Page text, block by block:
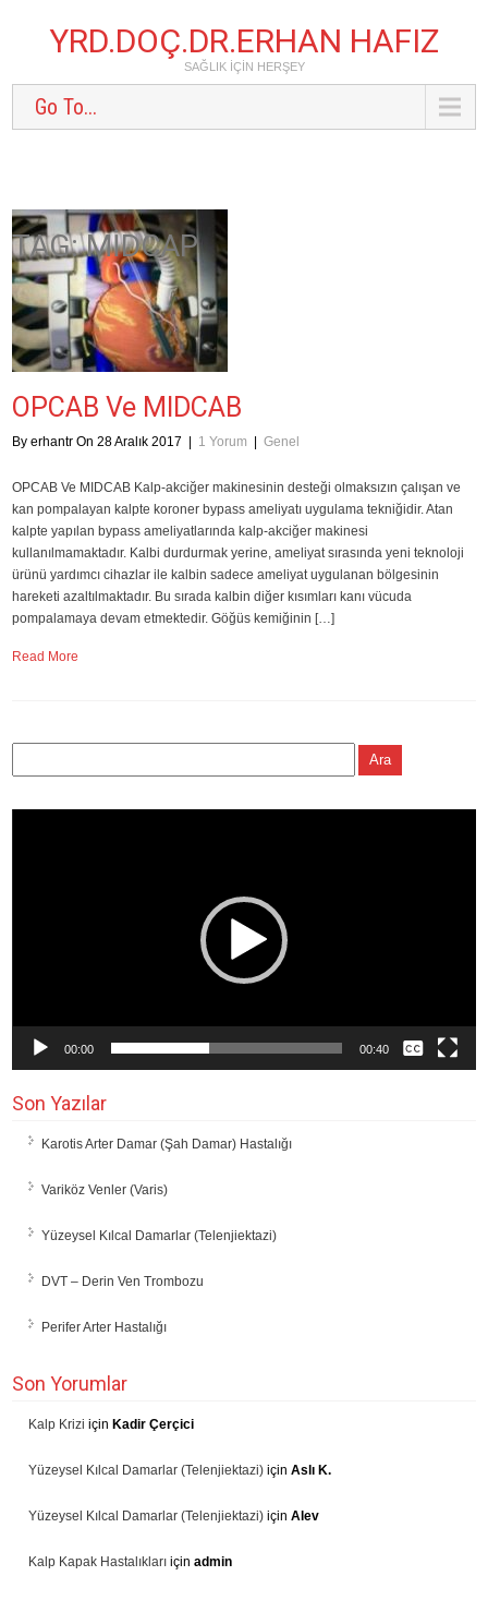
YRD.DOÇ.DR.ERHAN HAFIZ
SAĞLIK IÇIN HERŞEY
Go To...
TAG: MIDCAP
OPCAB Ve MIDCAB
By erhantr On 28 Aralık 2017 1 Yorum |Genel
OPCAB Ve MIDCAB Kalp-akciğer makinesinin desteği olmaksızın çalışan ve
kan pompalayan kalpte koroner bypass ameliyatı uygulama tekniğidir. Atan
kalpte yapılan bypass ameliyatlarında kalp-akciğer makinesi
kullanılmamaktadır. Kalbi durdurmak yerine, ameliyat sırasında yeni teknoloji
ürünü yardımcı cihazlar ile kalbin sadece ameliyat uygulanan bölgesinin
hareketi azaltılmaktadır. Bu sırada kalbin diğer kısımları kanı vücuda
pompalamaya devam etmektedir. Göğüs kemiğinin […]
Read More
00:00 00:40
Son Yazılar
Karotis Arter Damar (Şah Damar) Hastalığı
Variköz Venler (Varis)
Yüzeysel Kılcal Damarlar (Telenjiektazi)
DVT – Derin Ven Trombozu
Perifer Arter Hastalığı
Son Yorumlar
Kalp Krizi için Kadir Çerçici
Yüzeysel Kılcal Damarlar (Telenjiektazi) içinAslı K.
Yüzeysel Kılcal Damarlar (Telenjiektazi) içinAlev
Kalp Kapak Hastalıkları içinadmin